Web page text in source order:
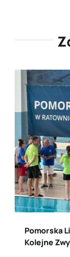
Pomorska
Kolejne